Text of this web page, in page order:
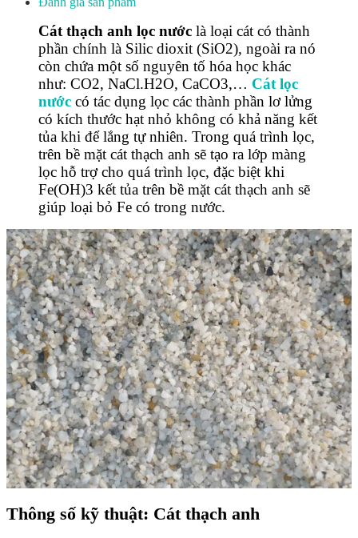
Cát thạch anh lọc nước là loại cát có thành
phần chính là Silic dioxit (SiO2), ngoài ra nó
còn chứa một số nguyên tố hóa học khác
như: CO2, NaCl.H2O, CaCO3,… Cát lọc
nước có tác dụng lọc các thành phần lơ lửng
có kích thước hạt nhỏ không có khả năng kết
tủa khi để lắng tự nhiên. Trong quá trình lọc,
trên bề mặt cát thạch anh sẽ tạo ra lớp màng
lọc hỗ trợ cho quá trình lọc, đặc biệt khi
Fe(OH)3 kết tủa trên bề mặt cát thạch anh sẽ
giúp loại bỏ Fe có trong nước.
Thông số kỹ thuật: Cát thạch anh